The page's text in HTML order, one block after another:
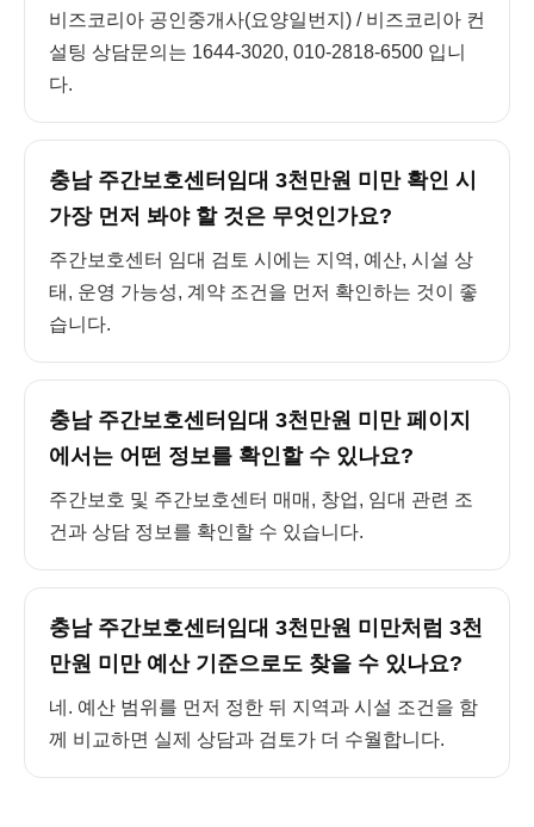
비즈코리아 공인중개사(요양일번지) / 비즈코리아 컨
설팅 상담문의는 1644-3020, 010-2818-6500 입니
다.
충남 주간보호센터임대 3천만원 미만 확인 시
가장 먼저 봐야 할 것은 무엇인가요?
주간보호센터 임대 검토 시에는 지역, 예산, 시설 상
태, 운영 가능성, 계약 조건을 먼저 확인하는 것이 좋
습니다.
충남 주간보호센터임대 3천만원 미만 페이지
에서는 어떤 정보를 확인할 수 있나요?
주간보호 및 주간보호센터 매매, 창업, 임대 관련 조
건과 상담 정보를 확인할 수 있습니다.
충남 주간보호센터임대 3천만원 미만처럼 3천
만원 미만 예산 기준으로도 찾을 수 있나요?
네. 예산 범위를 먼저 정한 뒤 지역과 시설 조건을 함
께 비교하면 실제 상담과 검토가 더 수월합니다.